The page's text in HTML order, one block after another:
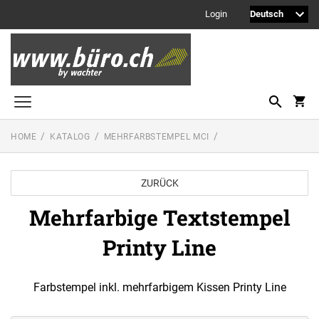
Login
Printy Textstempel
Taschenstempel
Professional Textstempel
Professional Datum- und Ziffernbandstempel
PROFESSIONAL LINE DATUMSTEMPEL
PROFESSIONAL LINE
Office Printy
Textplatten
HOME KATALOG MEHRFARBSTEMPEL MCI
ZURÜCK
Mehrfarbige Textstempel
Printy Line
Farbstempel inkl. mehrfarbigem Kissen Printy Line